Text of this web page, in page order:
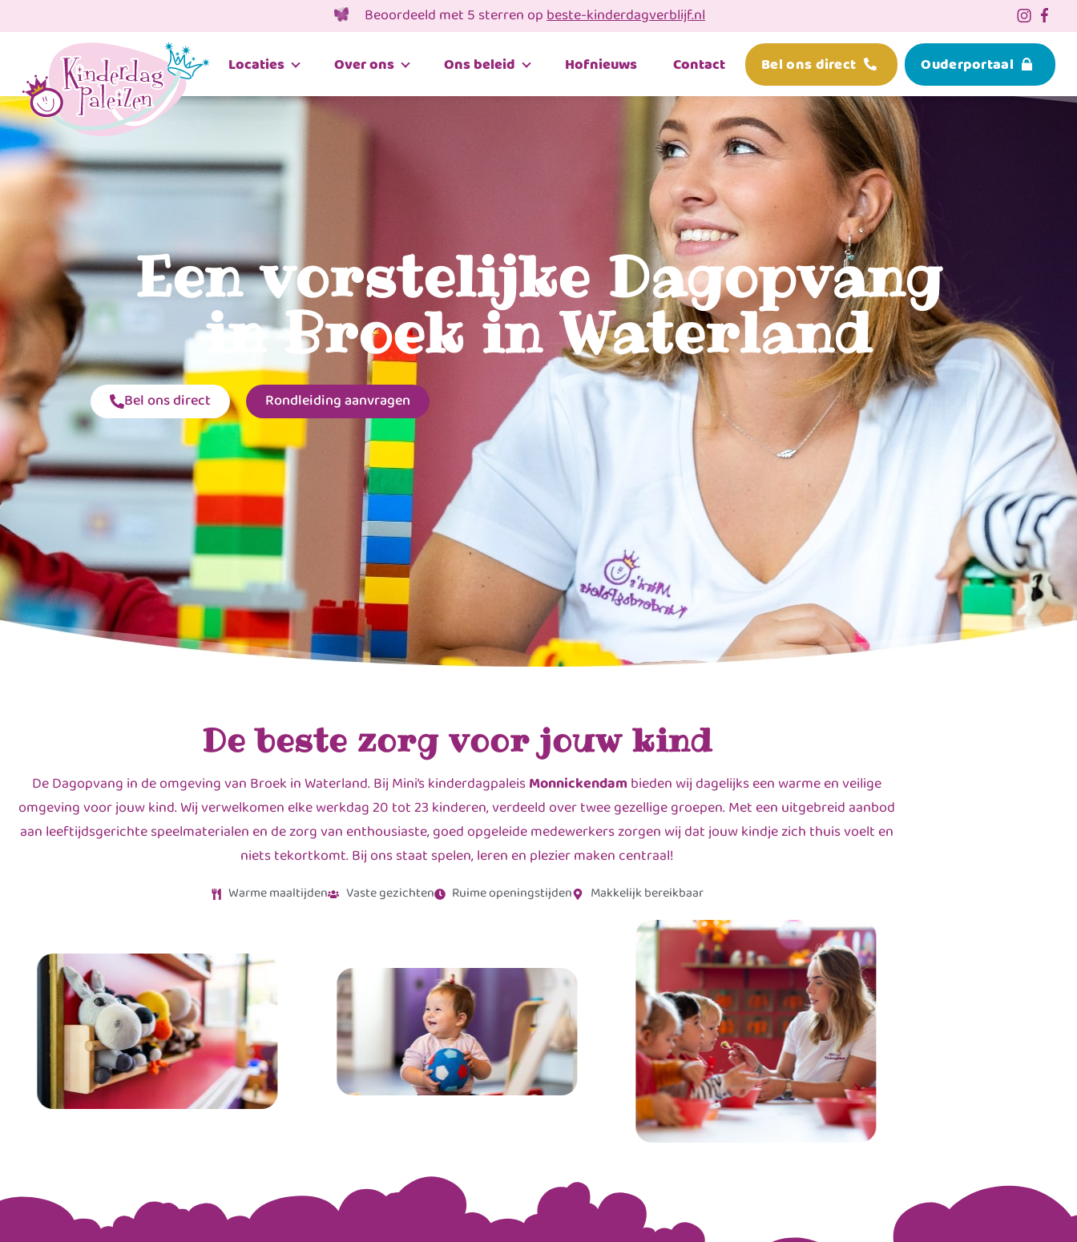
Beoordeeld met 5 sterren opbeste-kinderdagverblijf.nl
Bel ons direct Ouderportaal
Locaties Over ons Ons beleid Hofnieuws Contact
Een vorstelijke Dagopvang
in Broek in Waterland
Bel ons direct Rondleiding aanvragen
De beste zorg voor jouw kind
De Dagopvang in de omgeving van Broek in Waterland. Bij Mini’s kinderdagpaleisMonnickendam bieden wij dagelijks een warme en veilige
omgeving voor jouw kind. Wij verwelkomen elke werkdag 20 tot 23 kinderen, verdeeld over twee gezellige groepen. Met een uitgebreid aanbod
aan leeftijdsgerichte speelmaterialen en de zorg van enthousiaste, goed opgeleide medewerkers zorgen wij dat jouw kindje zich thuis voelt en
niets tekortkomt. Bij ons staat spelen, leren en plezier maken centraal!
Warme maaltijden Vaste gezichten Ruime openingstijden Makkelijk bereikbaar